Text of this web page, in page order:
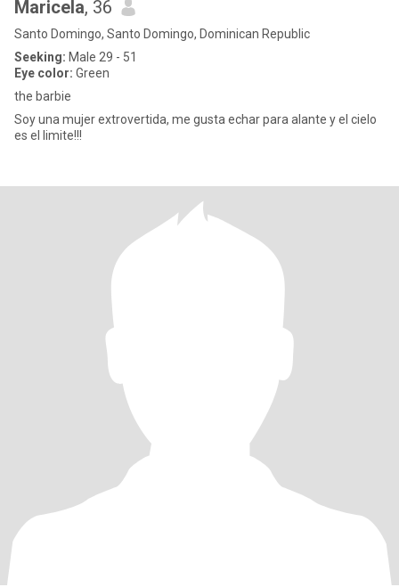
Maricela, 36
Santo Domingo, Santo Domingo, Dominican Republic
Seeking: Male 29 - 51
Eye color: Green
the barbie
Soy una mujer extrovertida, me gusta echar para alante y el cielo
es el limite!!!